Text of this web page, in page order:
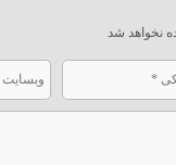
نخواهد شد